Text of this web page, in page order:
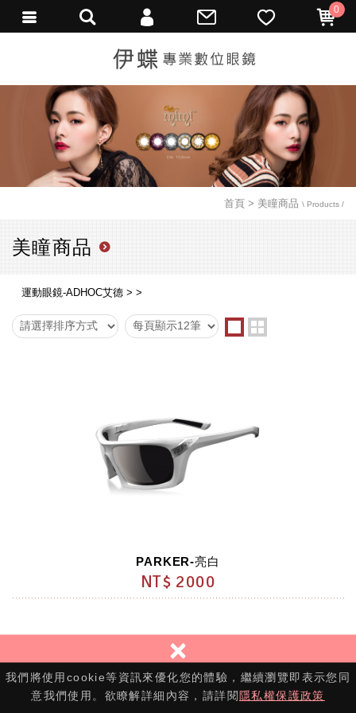
我們將使用cookie等資訊來優化您的體驗，繼續瀏覽即表示您同
意我們使用。欲瞭解詳細內容，請詳閱 隱私權保護政策
×
首頁 美瞳商品 \ Products /
美瞳商品
運動眼鏡-ADHOC艾德
PARKER-亮白
NT$ 2000
0
會員登入
忘記密碼
訂單查詢
填寫匯款通知
繁體中文